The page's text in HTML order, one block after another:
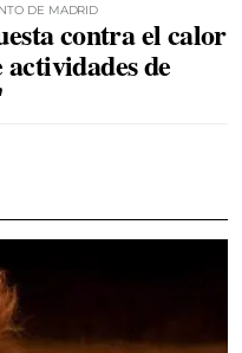
DE MADRID
contra el calor
de